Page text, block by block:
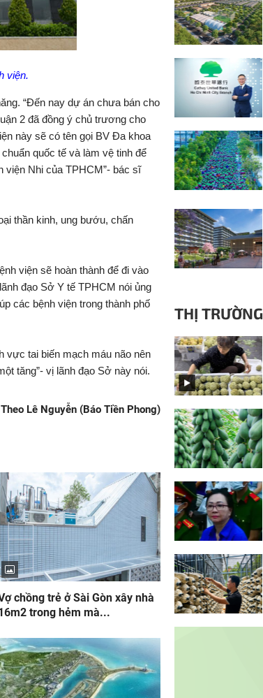
viện.
“Đến nay dự án chưa bán cho
2 đã đồng ý chủ trương cho
này sẽ có tên gọi BV Đa khoa
quốc tế và làm vệ tinh để
viện Nhi của TPHCM”- bác sĩ
thần kinh, ung bướu, chấn
viện sẽ hoàn thành để đi vào
đạo Sở Y tế TPHCM nói ủng
các bệnh viện trong thành phố
vực tai biến mạch máu não nên
tăng”- vị lãnh đạo Sở này nói.
Theo Lê Nguyễn (Báo Tiền Phong)
chồng trẻ ở Sài Gòn xây nhà
trong hẻm mà...
THỊ TRƯỜNG